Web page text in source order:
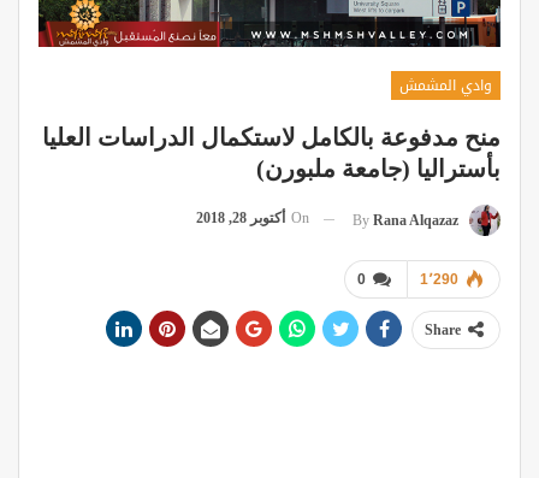
وادي المشمش
منح مدفوعة بالكامل لاستكمال الدراسات العليا
بأستراليا (جامعة ملبورن)
By Rana Alqazaz
On أكتوبر 28, 2018
0 1٬290
Share